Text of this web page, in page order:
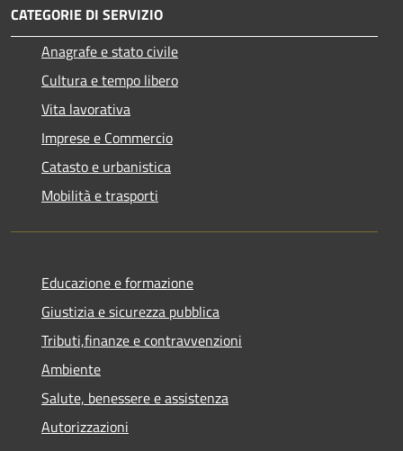
CATEGORIE DI SERVIZIO
Anagrafe e stato civile
Cultura e tempo libero
Vita lavorativa
Imprese e Commercio
Catasto e urbanistica
Mobilità e trasporti
Educazione e formazione
Giustizia e sicurezza pubblica
Tributi,finanze e contravvenzioni
Ambiente
Salute, benessere e assistenza
Autorizzazioni